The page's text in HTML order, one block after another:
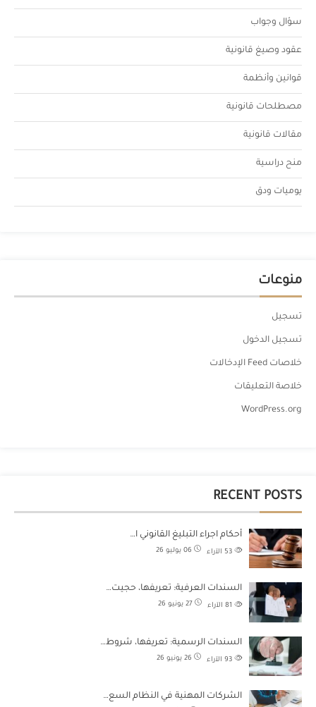
سؤال وجواب
عقود وصيغ قانونية
قوانين وأنظمة
مصطلحات قانونية
مقالات قانونية
منح دراسية
يوميات ودق
منوعات
تسجيل
تسجيل الدخول
خلاصات Feed الإدخالات
خلاصة التعليقات
WordPress.org
RECENT POSTS
أحكام اجراء التبليغ القانوني ا…
06 يوليو 26 الآراء
السندات العرفية: تعريفها، حجيت…
27 يونيو 26 الآراء
السندات الرسمية: تعريفها، شروط…
26 يونيو 26 الآراء
الشركات المهنية في النظام السع…